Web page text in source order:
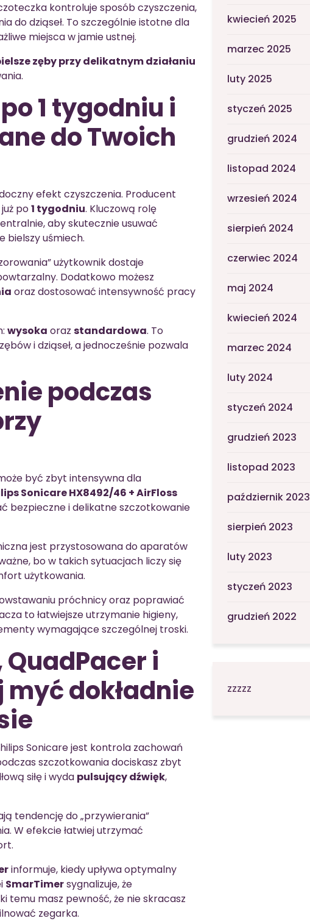
kontroluje sposób czyszczenia,
do dziąseł. To szczególnie istotne dla
miejsca w jamie ustnej.
zęby przy delikatnym działaniu
1 tygodniu i
do Twoich
efekt czyszczenia. Producent
po1 tygodniu. Kluczową rolę
aby skutecznie usuwać
bielszy uśmiech.
użytkownik dostaje
Dodatkowo możesz
oraz dostosować intensywność pracy
wysoka oraz standardowa. To
i dziąseł, a jednocześnie pozwala
podczas
być zbyt intensywna dla
Sonicare HX8492/46 + AirFloss
bezpieczne i delikatne szczotkowanie
jest przystosowana do aparatów
bo w takich sytuacjach liczy się
użytkowania.
próchnicy oraz poprawiać
to łatwiejsze utrzymanie higieny,
wymagające szczególnej troski.
i
myć dokładnie
Sonicare jest kontrola zachowań
szczotkowania dociskasz zbyt
siłę i wyda pulsujący dźwięk,
tendencję do „przywierania”
W efekcie łatwiej utrzymać
informuje, kiedy upływa optymalny
SmarTimersygnalizuje, że
temu masz pewność, że nie skracasz
zegarka.
kwiecień 2025
marzec 2025
luty 2025
styczeń 2025
grudzień 2024
listopad 2024
wrzesień 2024
sierpień 2024
czerwiec 2024
maj 2024
kwiecień 2024
marzec 2024
luty 2024
styczeń 2024
grudzień 2023
listopad 2023
październik 2023
sierpień 2023
luty 2023
styczeń 2023
grudzień 2022
zzzzz